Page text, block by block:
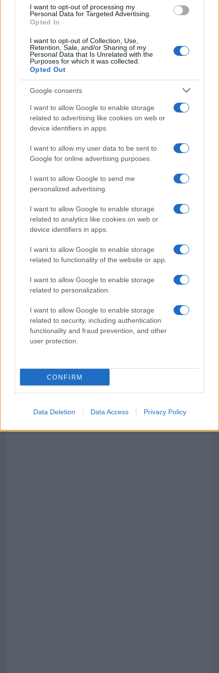
I want to opt-out of processing my
Personal Data for Targeted Advertising.
Opted In
I want to opt-out of Collection, Use,
Retention, Sale, and/or Sharing of my
Personal Data that Is Unrelated with the
Purposes for which it was collected.
Opted Out
Google consents
I want to allow Google to enable storage
related to advertising like cookies on web or
device identifiers in apps.
I want to allow my user data to be sent to
Google for online advertising purposes.
I want to allow Google to send me
personalized advertising.
I want to allow Google to enable storage
related to analytics like cookies on web or
device identifiers in apps.
I want to allow Google to enable storage
related to functionality of the website or app.
I want to allow Google to enable storage
related to personalization.
I want to allow Google to enable storage
related to security, including authentication
functionality and fraud prevention, and other
user protection.
CONFIRM
Data Deletion Data Access Privacy Policy
k p
NOTIZIE RECENTI
Migliori agenzie per l’Attestazione SOA in Italia:
lista delle 4 realtà più efficienti nella g…
“Sul filo del discorso”: sold out ad Olbia per il
reading su Atzeni
La Maddalena, festa per i 30 anni del Diving
center di Tegge
Esce di strada con l’auto ad Arzachena: ferito il
conducente
Turiste si perdono a Tavolara: salvate dai vigili
del fuoco
Meteo Olbia 6 agosto, migliora il tempo in
Gallura
Incidente Olbia, poliziotto in vacanza salva 6